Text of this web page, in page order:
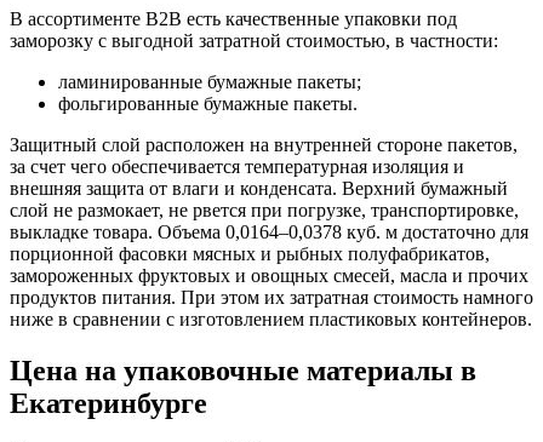
В ассортименте B2B есть качественные упаковки под
заморозку с выгодной затратной стоимостью, в частности:
ламинированные бумажные пакеты;
фольгированные бумажные пакеты.
Защитный слой расположен на внутренней стороне пакетов,
за счет чего обеспечивается температурная изоляция и
внешняя защита от влаги и конденсата. Верхний бумажный
слой не размокает, не рвется при погрузке, транспортировке,
выкладке товара. Объема 0,0164–0,0378 куб. м достаточно для
порционной фасовки мясных и рыбных полуфабрикатов,
замороженных фруктовых и овощных смесей, масла и прочих
продуктов питания. При этом их затратная стоимость намного
ниже в сравнении с изготовлением пластиковых контейнеров.
Цена на упаковочные материалы в
Екатеринбурге